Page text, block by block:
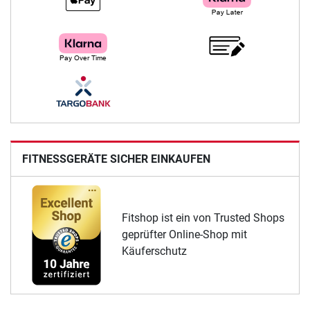
FITNESSGERÄTE SICHER EINKAUFEN
Fitshop ist ein von Trusted Shops
geprüfter Online-Shop mit
Käuferschutz